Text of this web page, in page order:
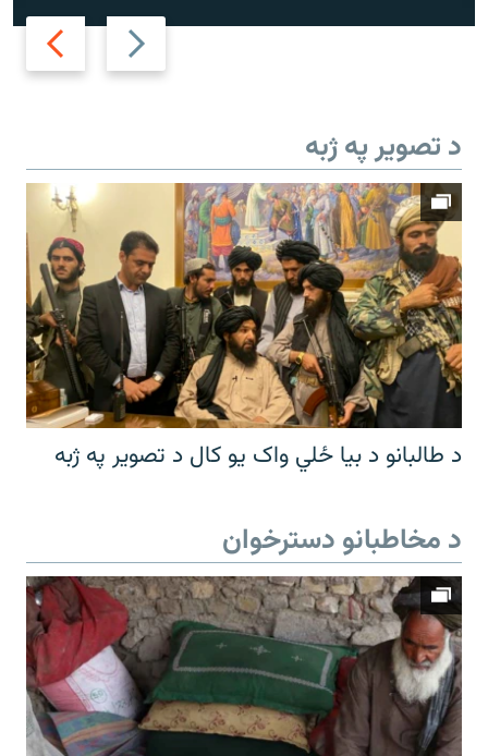
Previous
slide
Next
slide
د تصویر په ژبه
د طالبانو د بیا ځلي واک یو کال د تصویر په ژبه
د مخاطبانو دسترخوان